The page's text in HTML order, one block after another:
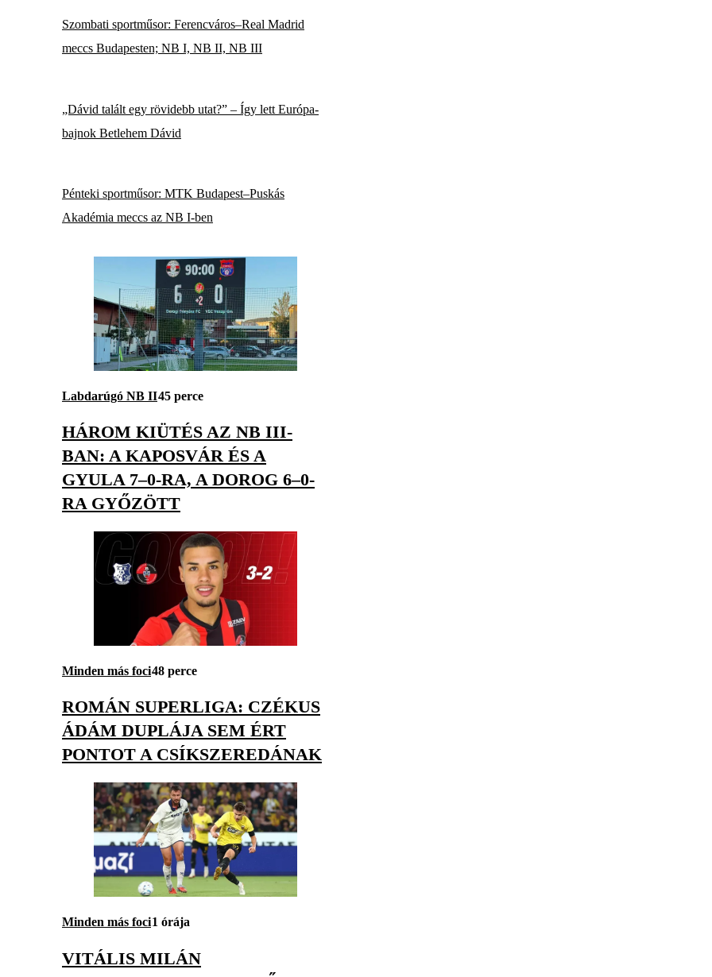
Szombati sportműsor: Ferencváros–Real Madrid
meccs Budapesten; NB I, NB II, NB III
„Dávid talált egy rövidebb utat?” – Így lett Európa-
bajnok Betlehem Dávid
Pénteki sportműsor: MTK Budapest–Puskás
Akadémia meccs az NB I-ben
Labdarúgó NB II45 perce
HÁROM KIÜTÉS AZ NB III-
BAN: A KAPOSVÁR ÉS A
GYULA 7–0-RA, A DOROG 6–0-
RA GYŐZÖTT
Minden más foci48 perce
ROMÁN SUPERLIGA: CZÉKUS
ÁDÁM DUPLÁJA SEM ÉRT
PONTOT A CSÍKSZEREDÁNAK
Minden más foci1 órája
VITÁLIS MILÁN